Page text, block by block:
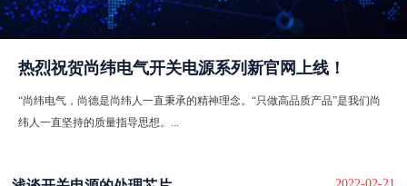
热烈祝贺尚纬电气开关电源系列新官网上线！
“尚纬电气，尚德是尚纬人一直秉承的精神理念。“只做高品质产品”是我们尚
纬人一直坚持的质量指导思想。...